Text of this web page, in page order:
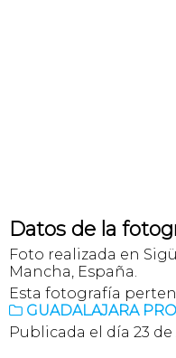
Datos de la
Foto realizada en
Mancha, España.
Esta fotografía
 GUADALAJARA
Publicada el día 23 de